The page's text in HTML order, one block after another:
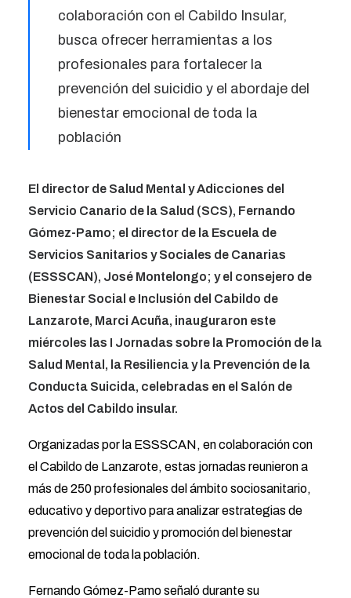
colaboración con el Cabildo Insular,
busca ofrecer herramientas a los
profesionales para fortalecer la
prevención del suicidio y el abordaje del
bienestar emocional de toda la
población
El director de Salud Mental y Adicciones del
Servicio Canario de la Salud (SCS), Fernando
Gómez-Pamo; el director de la Escuela de
Servicios Sanitarios y Sociales de Canarias
(ESSSCAN), José Montelongo; y el consejero de
Bienestar Social e Inclusión del Cabildo de
Lanzarote, Marci Acuña, inauguraron este
miércoles las I Jornadas sobre la Promoción de la
Salud Mental, la Resiliencia y la Prevención de la
Conducta Suicida, celebradas en el Salón de
Actos del Cabildo insular.
Organizadas por la ESSSCAN, en colaboración con
el Cabildo de Lanzarote, estas jornadas reunieron a
más de 250 profesionales del ámbito sociosanitario,
educativo y deportivo para analizar estrategias de
prevención del suicidio y promoción del bienestar
emocional de toda la población.
Fernando Gómez-Pamo señaló durante su